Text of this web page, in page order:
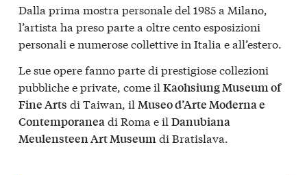
Dalla prima mostra personale del 1985 a Milano,
l’artista ha preso parte a oltre cento esposizioni
personali e numerose collettive in Italia e all’estero.
Le sue opere fanno parte di prestigiose collezioni
pubbliche e private, come il Kaohsiung Museum of
Fine Arts di Taiwan, il Museo d’Arte Moderna e
Contemporanea di Roma e il Danubiana
Meulensteen Art Museum di Bratislava.